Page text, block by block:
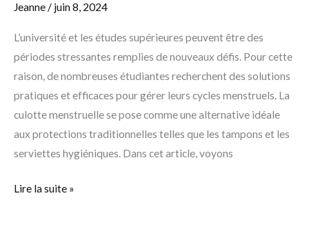
Jeanne/ juin 8, 2024
L’université et les études supérieures peuvent être des
périodes stressantes remplies de nouveaux défis. Pour cette
raison, de nombreuses étudiantes recherchent des solutions
pratiques et efficaces pour gérer leurs cycles menstruels. La
culotte menstruelle se pose comme une alternative idéale
aux protections traditionnelles telles que les tampons et les
serviettes hygiéniques. Dans cet article, voyons
Lire la suite »